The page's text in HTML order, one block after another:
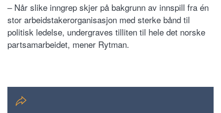
– Når slike inngrep skjer på bakgrunn av innspill fra én
stor arbeidstakerorganisasjon med sterke bånd til
politisk ledelse, undergraves tilliten til hele det norske
partsamarbeidet, mener Rytman.